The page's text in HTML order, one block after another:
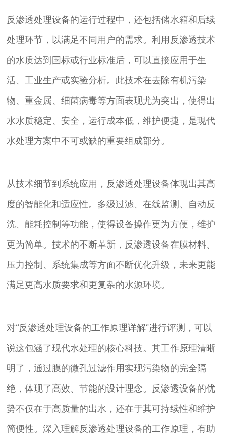
反渗透处理设备的运行过程中，还包括储水箱和后续
处理环节，以满足不同用户的需求。利用反渗透技术
的水质达到国标或行业标准后，可以直接应用于生
活、工业生产或实验分析。此技术在去除有机污染
物、重金属、细菌病毒等方面表现尤为突出，使得出
水水质稳定、安全，运行成本低，维护便捷，是现代
水处理方案中不可或缺的重要组成部分。
从技术细节到系统应用，反渗透处理设备体现出其高
度的智能化和适应性。多级过滤、在线监测、自动反
洗、能耗控制等功能，使得设备操作更为方便，维护
更为简单。技术的不断革新，反渗透设备在膜材料、
压力控制、系统集成等方面不断优化升级，未来更能
满足更高水质要求和更复杂的水源环境。
对“反渗透处理设备的工作原理详解”进行评测，可以
说这包涵了现代水处理的核心科技。其工作原理清晰
明了，通过膜的微孔过滤作用实现污染物的完全隔
绝，体现了高效、节能的设计理念。反渗透设备的优
势不仅在于高质量的出水，还在于其可持续性和维护
简便性。深入理解反渗透处理设备的工作原理，有助